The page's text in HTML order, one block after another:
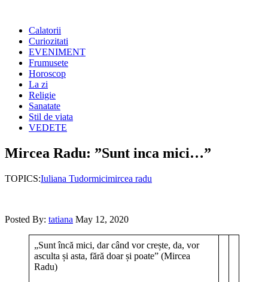
Calatorii
Curiozitati
EVENIMENT
Frumusete
Horoscop
La zi
Religie
Sanatate
Stil de viata
VEDETE
Mircea Radu: ”Sunt inca mici…”
TOPICS:Iuliana Tudormicimircea radu
Posted By: tatiana May 12, 2020
„Sunt încă mici, dar când vor crește, da, vor
asculta și asta, fără doar și poate” (Mircea
Radu)